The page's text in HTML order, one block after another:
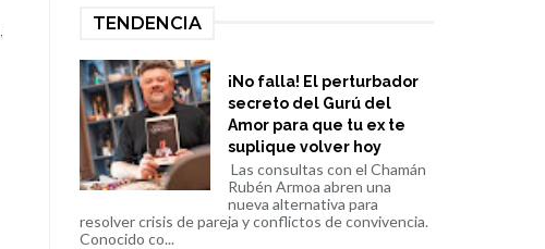
TENDENCIA
¡No falla! El perturbador
secreto del Gurú del
Amor para que tu ex te
suplique volver hoy
Las consultas con el Chamán
Rubén Armoa abren una
nueva alternativa para
resolver crisis de pareja y conflictos de convivencia.
Conocido co...